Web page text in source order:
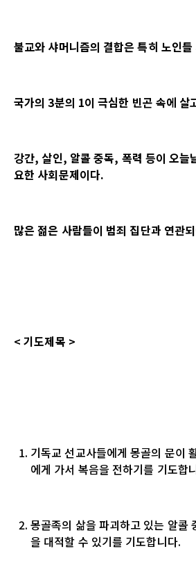
불교와 샤머니즘의 결합은 특히 노인
국가의3분의 1이 극심한 빈곤 속에 살
강간, 살인, 알콜 중독, 폭력 등이 오늘
요한 사회문제이다.
많은 젊은 사람들이 범죄 집단과 연관
<기도제목 >
기독교 선교사들에게 몽골의 문이
에게 가서 복음을 전하기를 기도합
몽골족의 삶을 파괴하고 있는 알콜
을 대적할 수 있기를 기도합니다.